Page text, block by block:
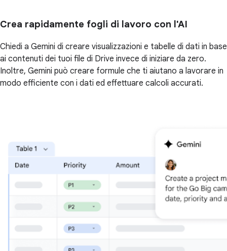
Crea rapidamente fogli di lavoro con l'AI
Chiedi a Gemini di creare visualizzazioni e tabelle di dati in base
ai contenuti dei tuoi file di Drive invece di iniziare da zero.
Inoltre, Gemini può creare formule che ti aiutano a lavorare in
modo efficiente con i dati ed effettuare calcoli accurati.